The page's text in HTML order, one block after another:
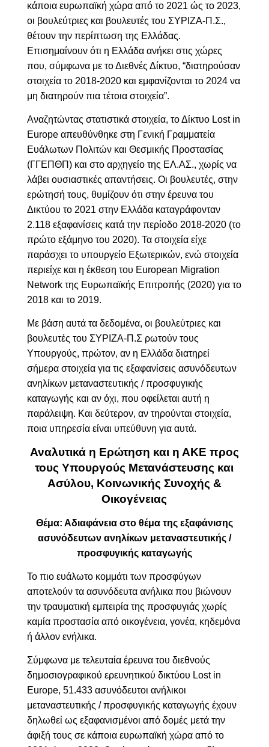
κάποια ευρωπαϊκή χώρα από το 2021 ώς το 2023,
οι βουλεύτριες και βουλευτές του ΣΥΡΙΖΑ-Π.Σ.,
θέτουν την περίπτωση της Ελλάδας.
Επισημαίνουν ότι η Ελλάδα ανήκει στις χώρες
που, σύμφωνα με το Διεθνές Δίκτυο, “διατηρούσαν
στοιχεία το 2018-2020 και εμφανίζονται το 2024 να
μη διατηρούν πια τέτοια στοιχεία”.
Αναζητώντας στατιστικά στοιχεία, το Δίκτυο Lost in
Europe απευθύνθηκε στη Γενική Γραμματεία
Ευάλωτων Πολιτών και Θεσμικής Προστασίας
(ΓΓΕΠΘΠ) και στο αρχηγείο της ΕΛ.ΑΣ., χωρίς να
λάβει ουσιαστικές απαντήσεις. Οι βουλευτές, στην
ερώτησή τους, θυμίζουν ότι στην έρευνα του
Δικτύου το 2021 στην Ελλάδα καταγράφονταν
2.118 εξαφανίσεις κατά την περίοδο 2018-2020 (το
πρώτο εξάμηνο του 2020). Τα στοιχεία είχε
παράσχει το υπουργείο Εξωτερικών, ενώ στοιχεία
περιείχε και η έκθεση του European Migration
Network της Ευρωπαϊκής Επιτροπής (2020) για το
2018 και το 2019.
Με βάση αυτά τα δεδομένα, οι βουλεύτριες και
βουλευτές του ΣΥΡΙΖΑ-Π.Σ ρωτούν τους
Υπουργούς, πρώτον, αν η Ελλάδα διατηρεί
σήμερα στοιχεία για τις εξαφανίσεις ασυνόδευτων
ανηλίκων μεταναστευτικής / προσφυγικής
καταγωγής και αν όχι, που οφείλεται αυτή η
παράλειψη. Και δεύτερον, αν τηρούνται στοιχεία,
ποια υπηρεσία είναι υπεύθυνη για αυτά.
Αναλυτικά η Ερώτηση και η ΑΚΕ προς
τους Υπουργούς Μετανάστευσης και
Ασύλου, Κοινωνικής Συνοχής &
Οικογένειας
Θέμα: Αδιαφάνεια στο θέμα της εξαφάνισης
ασυνόδευτων ανηλίκων μεταναστευτικής /
προσφυγικής καταγωγής
Το πιο ευάλωτο κομμάτι των προσφύγων
αποτελούν τα ασυνόδευτα ανήλικα που βιώνουν
την τραυματική εμπειρία της προσφυγιάς χωρίς
καμία προστασία από οικογένεια, γονέα, κηδεμόνα
ή άλλον ενήλικα.
Σύμφωνα με τελευταία έρευνα του διεθνούς
δημοσιογραφικού ερευνητικού δικτύου Lost in
Europe, 51.433 ασυνόδευτοι ανήλικοι
μεταναστευτικής / προσφυγικής καταγωγής έχουν
δηλωθεί ως εξαφανισμένοι από δομές μετά την
άφιξή τους σε κάποια ευρωπαϊκή χώρα από το